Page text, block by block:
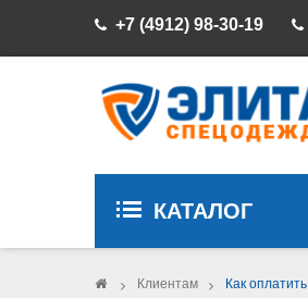
+7 (4912) 98-30-19
КАТАЛОГ
> Клиентам > Как